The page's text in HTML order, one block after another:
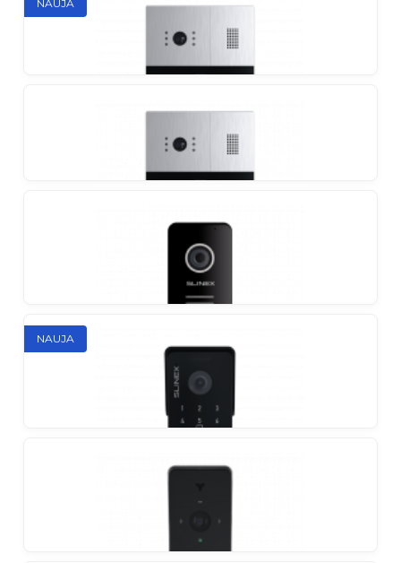
Individualus lauko skydelis su EM-Marin / MIFARE
skaitytuvu
Lauko skydelis 2 abonentams
NAUJA
Slinex MA-03CRHD
Lauko skydelis 3 abonentams
Lauko skydelis 4 abonentams
Lauko stotelė su itin plačiu žiūros kampu 2MP
NAUJA